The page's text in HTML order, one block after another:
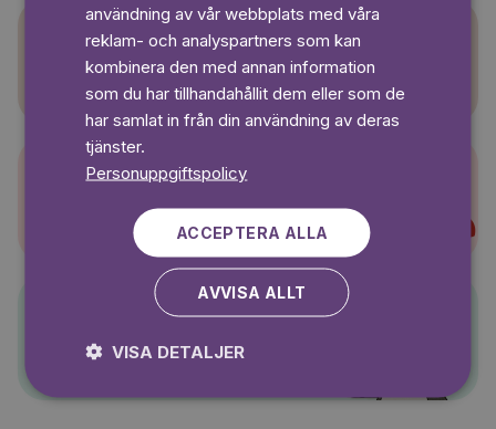
Sagasagor
Pelle Svanslös
användning av vår webbplats med våra
reklam- och analyspartners som kan
kombinera den med annan information
som du har tillhandahållit dem eller som de
har samlat in från din användning av deras
tjänster.
Personuppgiftspolicy
ACCEPTERA ALLA
AVVISA ALLT
VISA DETALJER